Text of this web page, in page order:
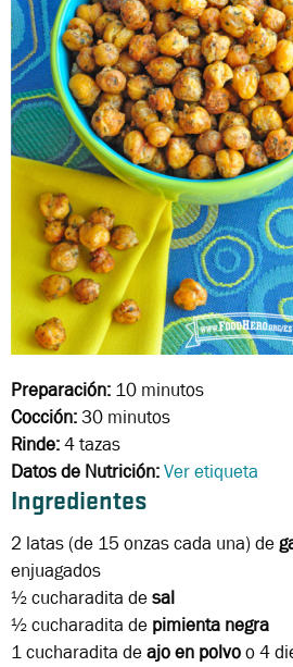
Preparación: 10 minutos
Cocción:30 minutos
Rinde:4 tazas
Datos de Nutrición:Ver etiqueta
Ingredientes
2 latas (de 15 onzas cada una) de
enjuagados
½ cucharadita desal
½ cucharadita de pimienta negra
1 cucharadita deajoen polvoo 4